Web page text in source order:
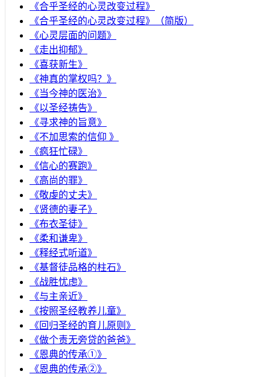
《合乎圣经的心灵改变过程》
《合乎圣经的心灵改变过程》（简版）
《心灵层面的问题》
《走出抑郁》
《喜获新生》
《神真的掌权吗？》
《当今神的医治》
《以圣经祷告》
《寻求神的旨意》
《不加思索的信仰 》
《疯狂忙碌》
《信心的赛跑》
《高尚的罪》
《敬虔的丈夫》
《贤德的妻子》
《布衣圣徒》
《柔和谦卑》
《释经式听道》
《基督徒品格的柱石》
《战胜忧虑》
《与主亲近》
《按照圣经教养儿童》
《回归圣经的育儿原则》
《做个责无旁贷的爸爸》
《恩典的传承①》
《恩典的传承②》